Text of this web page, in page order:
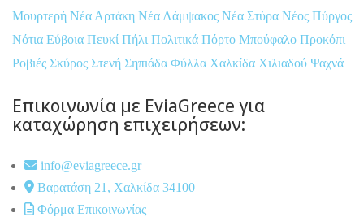
Μουρτερή Νέα Αρτάκη Νέα Λάμψακος Νέα Στύρα Νέος Πύργος
Νότια Εύβοια Πευκί Πήλι Πολιτικά Πόρτο Μπούφαλο Προκόπι
Ροβιές Σκύρος Στενή Σηπιάδα Φύλλα Χαλκίδα Χιλιαδού Ψαχνά
Επικοινωνία με EviaGreece για
καταχώρηση επιχειρήσεων:
info@eviagreece.gr
Βαρατάση 21, Χαλκίδα 34100
Φόρμα Επικοινωνίας